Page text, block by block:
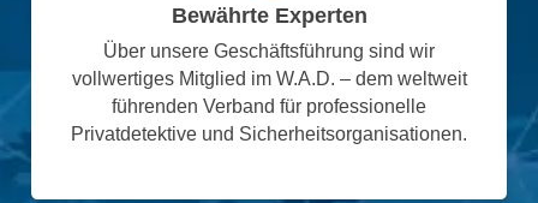
Bewährte Experten
Über unsere Geschäftsführung sind wir
vollwertiges Mitglied im W.A.D. – dem weltweit
führenden Verband für professionelle
Privatdetektive und Sicherheitsorganisationen.